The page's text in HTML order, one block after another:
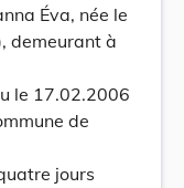
Éva, née le
demeurant à
le 17.02.2006
de
jours